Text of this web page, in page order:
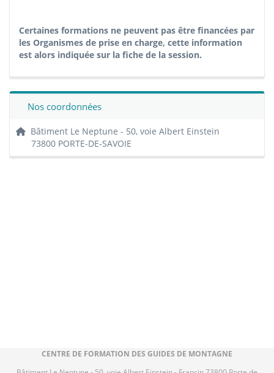
Certaines formations ne peuvent pas être financées par
les Organismes de prise en charge, cette information
est alors indiquée sur la fiche de la session.
Nos coordonnées
Bâtiment Le Neptune - 50, voie Albert Einstein
73800 PORTE-DE-SAVOIE
CENTRE DE FORMATION DES GUIDES DE MONTAGNE